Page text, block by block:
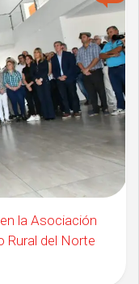
la Asociación
Rural del Norte